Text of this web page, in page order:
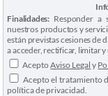
Finalidades: Responder a
nuestros productos y
están previstas cesiones de
a acceder, rectificar, limitar y
AceptoAviso Legal y
Acepto el tratamiento
política de privacidad.